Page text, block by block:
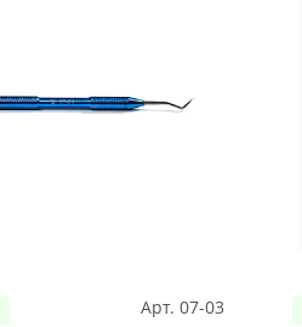
Арт. 07-03